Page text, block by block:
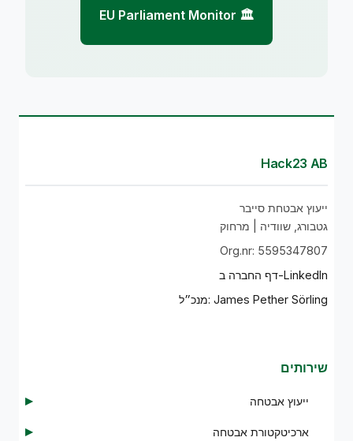
🏛️ EU Parliament Monitor
Hack23 AB
ייעוץ אבטחת סייבר
גטבורג, שוודיה | מרחוק
Org.nr: 5595347807
דף החברה ב-LinkedIn
מנכ״ל: James Pether Sörling
שירותים
ייעוץ אבטחה
ארכיטקטורת אבטחה